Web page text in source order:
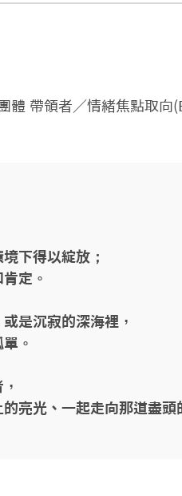
體 帶領者／情緒焦點取向
下得以綻放；
定。
是沉寂的深海裡，
。
亮光、一起走向那道盡頭